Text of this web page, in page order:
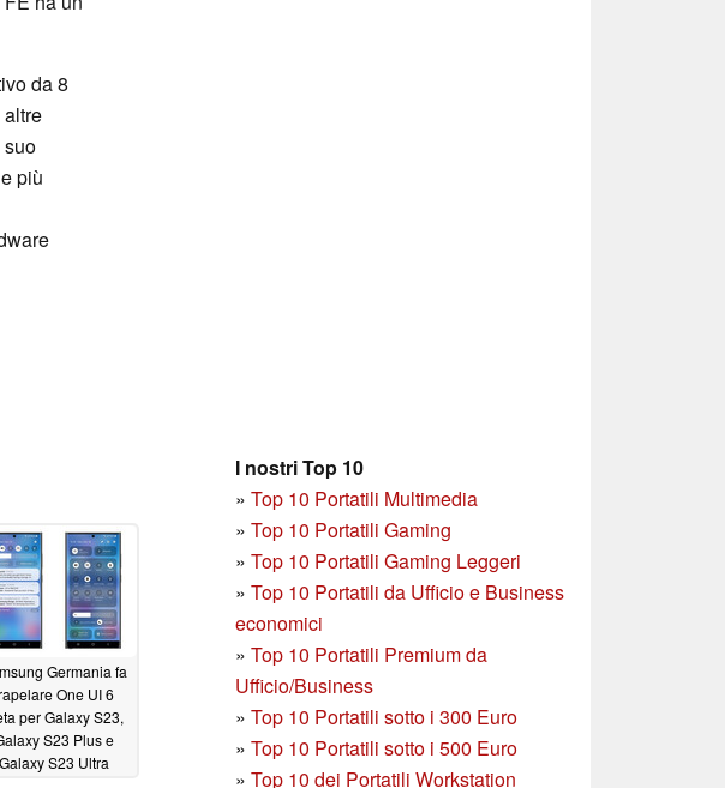
da 8
altre
suo
più
I nostri Top 10
» Top 10 Portatili Multimedia
» Top 10 Portatili Gaming
» Top 10 Portatili Gaming Leggeri
» Top 10 Portatili da Ufficio e Business
economici
» Top 10 Portatili Premium da
Ufficio/Business
» Top 10 Portatili sotto i 300 Euro
» Top 10 Portatili sotto i 500 Euro
» Top 10 dei Portatili Workstation
Germania fa
One UI 6
per Galaxy S23,
S23 Plus e
Galaxy S23 Ultra